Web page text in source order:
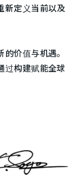
新定义当前以及
价值与机遇。
过构建赋能全球